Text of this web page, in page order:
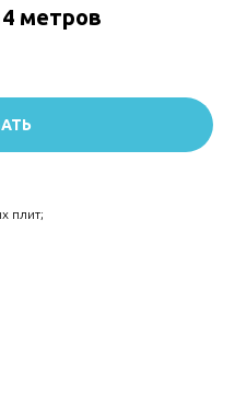
метров
плит;